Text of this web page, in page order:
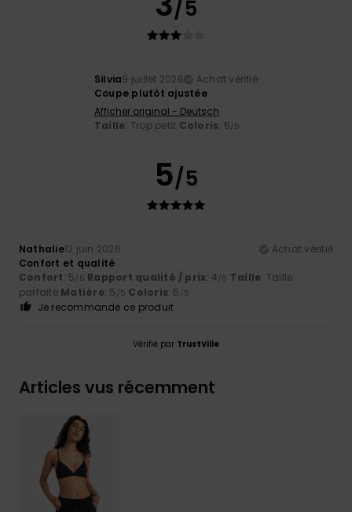
/5
Silvia9 juillet 2026
Achat vérifié
Coupe plutôt ajustée
Afficher original - Deutsch
Taille: Trop petit Coloris: 5/5
5/5
Nathalie12 juin 2026
Achat vérifié
Confort et qualité
Confort: 5/5 Rapport qualité / prix: 4/5 Taille: Taille
parfaite Matière: 5 /5 Coloris: 5 /5
Je recommande ce produit
Vérifié par TrustVille
Articles vus récemment